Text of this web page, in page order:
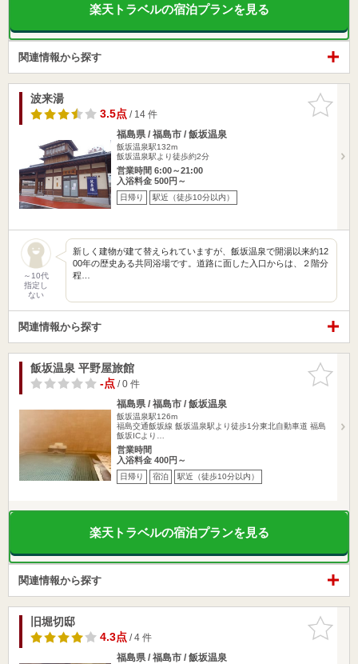
楽天トラベルの宿泊プランを見る
関連情報から探す
お気に入
りに追加
波来湯
3.5点/ 14 件
福島県 / 福島市 / 飯坂温泉
飯坂温泉駅132m
飯坂温泉駅より徒歩約2分
営業時間 6:00～21:00
入浴料金 500円～
日帰り 駅近（徒歩10分以内）
～10代
指定し
ない
新しく建物が建て替えられていますが、飯坂温泉で開湯以来約12
00年の歴史ある共同浴場です。道路に面した入口からは、２階分
程…
関連情報から探す
お気に入
りに追加
飯坂温泉 平野屋旅館
-点/ 0 件
福島県 / 福島市 / 飯坂温泉
飯坂温泉駅126m
福島交通飯坂線 飯坂温泉駅より徒歩1分東北自動車道 福島
飯坂ICより…
営業時間
入浴料金 400円～
日帰り 宿泊 駅近（徒歩10分以内）
楽天トラベルの宿泊プランを見る
関連情報から探す
お気に入
りに追加
旧堀切邸
4.3点/ 4 件
福島県 / 福島市 / 飯坂温泉